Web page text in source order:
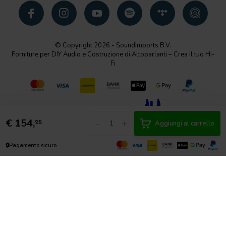
€ 154,95 Aggiungi al carrello
🔒Pagamento sicuro
© Copyright 2026 - SoundImports B.V.
Forniture per DIY Audio e Costruzione di Altoparlanti – Crea il tuo Hi-
Fi